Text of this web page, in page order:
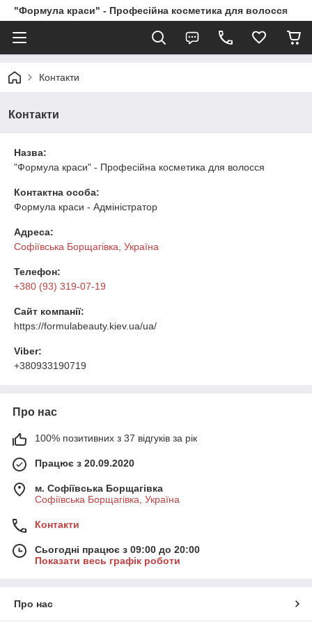
"Формула краси" - Професійна косметика для волосся
Контакти
Контакти
Назва:
"Формула краси" - Професійна косметика для волосся
Контактна особа:
Формула краси - Адміністратор
Адреса:
Софіївська Борщагівка, Україна
Телефон:
+380 (93) 319-07-19
Сайт компанії:
https://formulabeauty.kiev.ua/ua/
Viber:
+380933190719
Про нас
100% позитивних з 37 відгуків за рік
Працює з 20.09.2020
м. Софіївська Борщагівка
Софіївська Борщагівка, Україна
Контакти
Сьогодні працює з 09:00 до 20:00
Показати весь графік роботи
Про нас